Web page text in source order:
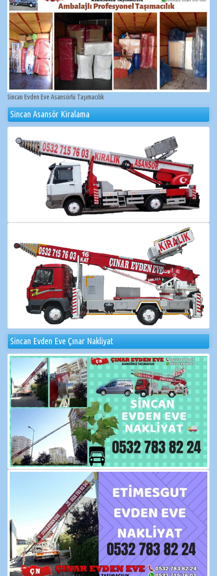
Sincan Evden Eve Asansörlü Taşımacılık
Sincan Asansör Kiralama
Sincan Evden Eve Çınar Nakliyat